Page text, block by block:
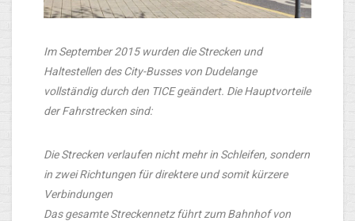
Im September 2015 wurden die Strecken und
Haltestellen des City-Busses von Dudelange
vollständig durch den TICE geändert. Die Hauptvorteile
der Fahrstrecken sind:
Die Strecken verlaufen nicht mehr in Schleifen, sondern
in zwei Richtungen für direktere und somit kürzere
Verbindungen
Das gesamte Streckennetz führt zum Bahnhof von